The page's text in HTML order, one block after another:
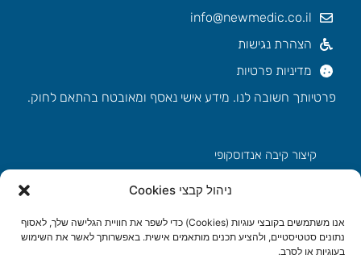
ניהול קבצי Cookies
אנו משתמשים בקובצי עוגיות (Cookies) כדי לשפר את חוויית הגלישה שלך, לאסוף
נתונים סטטיסטיים, ולהציע תכנים מותאמים אישית. באפשרותך לאשר את השימוש
בעוגיות או לסרב.
info@newmedic.co.il
הצהרת נגישות
מדיניות פרטיות
פרטיותך חשובה לנו. מידע אישי נאסף ומאובטח בהתאם לחוק.
קיצור קיבה אנדוסקופי
הצרת קיבה ללא ניתוח
שעות פעילות
ימים א' – ה' ⚊ 8:30 – 20:00